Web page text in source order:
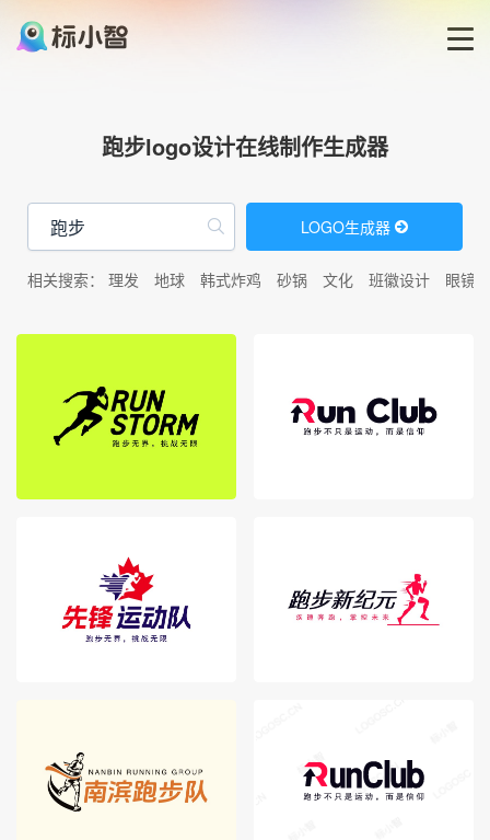
LOGO模板
跑步logo设计在线制作生成器
LOGO生成器
相关搜索： 理发 地球 韩式炸鸡 砂锅 文化 班徽设计 眼镜店